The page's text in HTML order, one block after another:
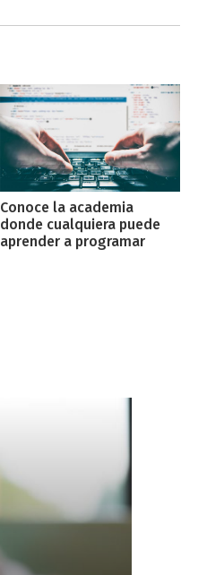
Conoce la academia
donde cualquiera puede
aprender a programar